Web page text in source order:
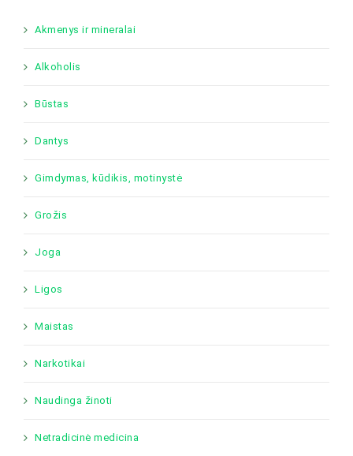
Akmenys ir mineralai
Alkoholis
Būstas
Dantys
Gimdymas, kūdikis, motinystė
Grožis
Joga
Ligos
Maistas
Narkotikai
Naudinga žinoti
Netradicinė medicina